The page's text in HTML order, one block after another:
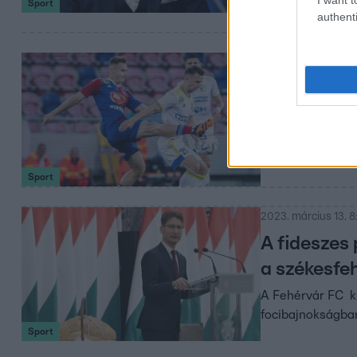
Sport
Sport
Sport
2023. március 13.
A fideszes
a
A Fehérvár FC